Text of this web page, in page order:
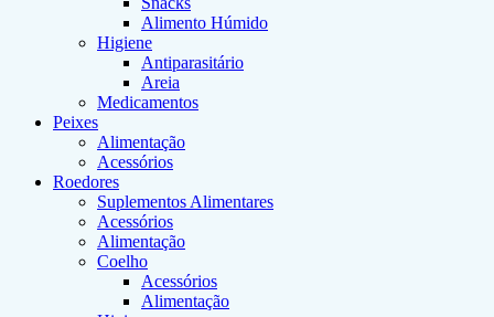
Alimento Húmido
Higiene
Antiparasitário
Areia
Medicamentos
Peixes
Alimentação
Acessórios
Roedores
Suplementos Alimentares
Acessórios
Alimentação
Coelho
Acessórios
Alimentação